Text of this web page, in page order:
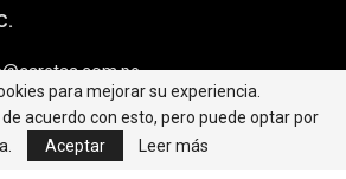
para mejorar su experiencia.
acuerdo con esto, pero puede optar por
Aceptar Leer más